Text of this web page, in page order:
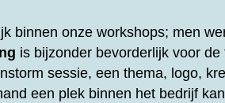
binnen onze workshops; men
is bijzonder bevorderlijk voor
sessie, een thema, logo,
een plek binnen het bedrijf